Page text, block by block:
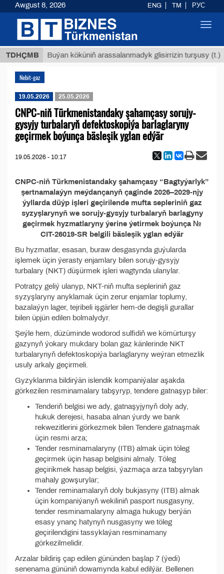
TDHÇMB
ТМТ Buýan köküniň arassalanmadyk glisirrizin turşusy (t.)
Nebit-gaz
19.05.2026 25.05.2026
CNPC-niň Türkmenistandaky şahamçasy sorujy-
gysyjy turbalaryň defektoskopiýa barlaglaryny
geçirmek boýunça bäsleşik yglan edýär
19.05.2026 - 10:17
CNPC-niň Türkmenistandaky şahamçasy “Bagtyýarlyk”
şertnamalaýyn meýdançanyň çaginde 2026–2029-njy
ýyllarda düýp işleri geçirilende mufta sepleriniň gaz
syzyşlarynyň we sorujy-gysyjy turbalaryň barlagyny
geçirmek hyzmatlaryny ýerine ýetirmek boýunça №
CIT-26019-SR belgili bäsleşik yglan edýär
Bu hyzmatlar, esasan, buraw desgasynda guýularda
işlemek üçin ýerasty enjamlary bilen sorujy-gysyjy
turbalary (NKT) düşürmek işleri wagtynda ulanylar.
Potratçy geliý ulanyp, NKT-niň mufta sepleriniň gaz
syzyşlaryny anyklamak üçin zerur enjamlar toplumy,
bazalaýyn lager, tejribeli işgärler hem-de degişli gurallar
bilen üpjün edilen bolmalydyr.
Şeýle hem, düzüminde wodorod sulfidiň we kömürturşy
gazynyň ýokary mukdary bolan gaz känlerinde NKT
turbalarynyň defektoskopiýa barlaglaryny weýran etmezlik
usuly arkaly geçirmeli.
Gyzyklanma bildirýän islendik kompaniýalar aşakda
görkezilen resminamalary tabşyryp, tendere gatnaşyp biler:
Tenderiň belgisi we ady, gatnaşyjynyň doly ady,
hukuk derejesi, hasaba alnan ýurdy we bank
rekwezitlerini görkezmek bilen Tendere gatnaşmak
üçin resmi arza;
Tender resminamalaryny (ITB) almak üçin töleg
geçirmek üçin hasap belgisini almaly. Töleg
geçirikmek hasap belgisi, ýazmaça arza tabşyrylan
mahaly gowşurylar;
Tender reminamalaryň doly bukjasyny (ITB) almak
üçin kompaniýanyň wekiliniň pasport nusgasyny,
tender resminamalaryny almaga hukugy berýän
esasy ynanç hatynyň nusgasyny we töleg
geçirilendigini tassyklaýan resminamany
görkezilmelidir.
Arzalar bildiriş çap edilen gününden başlap 7 (ýedi)
senenama gününiň dowamynda kabul edilýär. Bellenen
Awgust 8, 2026 ENG TM РУС